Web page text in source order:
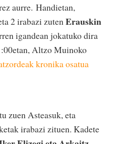
aurre. Handietan,
2 irabazi zuten Erauskin
igandean jokatuko dira
Altzo Muinoko
kronika osatua
zuen Asteasuk, eta
irabazi zituen. Kadete